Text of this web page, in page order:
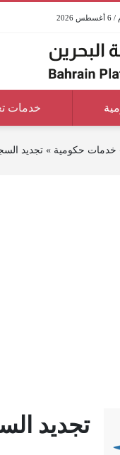
خدمات
خدمات حكومية »تجديد
تجديد